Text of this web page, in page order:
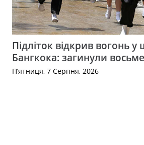
Підліток відкрив вогонь у
Бангкока: загинули
П’ятниця, 7 Серпня, 2026